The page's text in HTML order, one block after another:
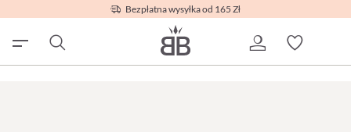
Bezpłatna wysyłka od 165 Zł